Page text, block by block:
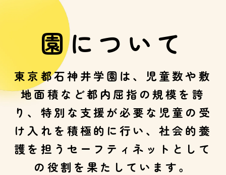
園について
東京都石神井学園は、児童数や敷
地面積など都内屈指の規模を誇
り、 特別な支援が必要な児童の受
け入れを積極的に行い、社会的養
護を担うセーフティネットとして
の役割を果たしています。